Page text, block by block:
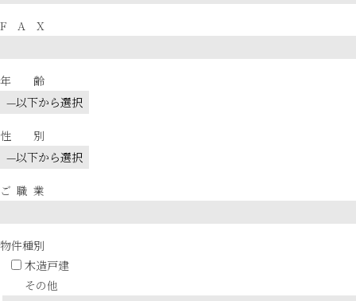
F A X
年齢
性別
ご職業
物件種別
木造戸建
その他